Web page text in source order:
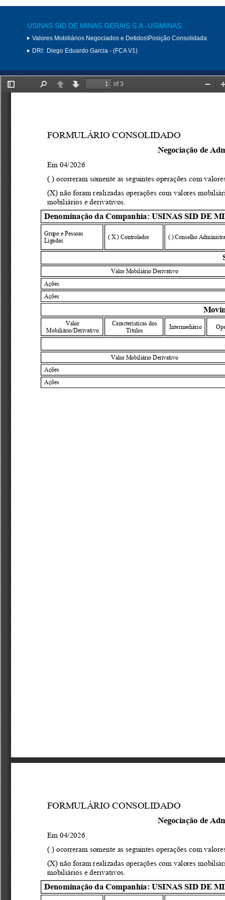
USINAS SID DE MINAS GERAIS S.A.-USIMINAS
Valores Mobiliários Negociados e Detidos\Posição Consolidada
DRI: Diego Eduardo Garcia - (FCA V1)